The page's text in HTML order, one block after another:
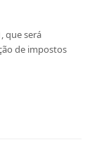
que será
de impostos